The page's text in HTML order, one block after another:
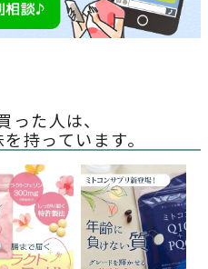
った人は、
持っています。